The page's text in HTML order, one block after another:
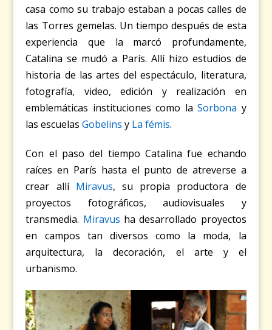
casa como su trabajo estaban a pocas calles de
las Torres gemelas. Un tiempo después de esta
experiencia que la marcó profundamente,
Catalina se mudó a París. Allí hizo estudios de
historia de las artes del espectáculo, literatura,
fotografía, video, edición y realización en
emblemáticas instituciones como laSorbona y
las escuelasGobelins y La fémis.
Con el paso del tiempo Catalina fue echando
raíces en París hasta el punto de atreverse a
crear allí Miravus, su propia productora de
proyectos fotográficos, audiovisuales y
transmedia. Miravus ha desarrollado proyectos
en campos tan diversos como la moda, la
arquitectura, la decoración, el arte y el
urbanismo.